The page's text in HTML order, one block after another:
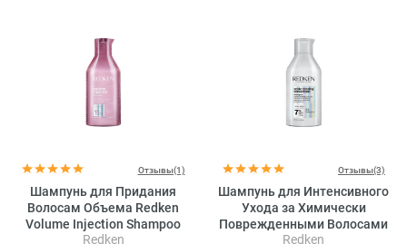
Отзывы(1)
Шампунь для Придания
Волосам Объема Redken
Volume Injection Shampoo
Redken
Отзывы(3)
Шампунь для Интенсивного
Ухода за Химически
Поврежденными Волосами
Redken Acidic Bonding
Redken